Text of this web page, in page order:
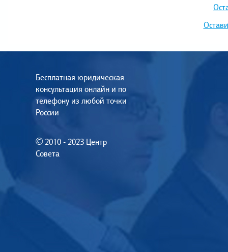
Бесплатная юридическая
консультация онлайн и по
телефону из любой точки
России
© 2010 - 2023 Центр
Совета